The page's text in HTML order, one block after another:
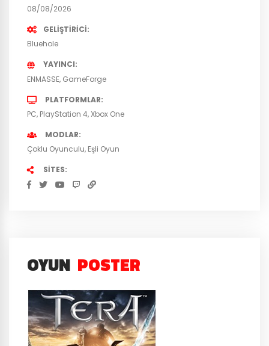
08/08/2026
GELIŞTIRICI
Bluehole
YAYINCI
ENMASSE GameForge
PLATFORMLAR
PC PlayStation 4 Xbox One
MODLAR
Çoklu Oyunculu Eşli Oyun
SITES
OYUN POSTER